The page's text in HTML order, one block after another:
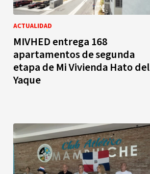
ACTUALIDAD
MIVHED entrega 168
apartamentos de segunda
etapa de Mi Vivienda Hato del
Yaque